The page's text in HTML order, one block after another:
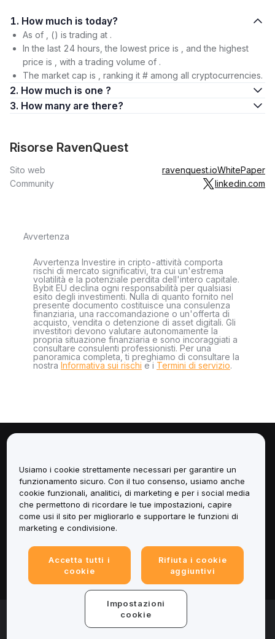
1. How much is today?
As of , () is trading at .
In the last 24 hours, the lowest price is , and the highest
price is , with a trading volume of .
The market cap is , ranking it # among all cryptocurrencies.
2. How much is one ?
3. How many are there?
Risorse RavenQuest
Sito web ravenquest.ioWhitePaper
Community
linkedin.com
Avvertenza
Avvertenza Investire in cripto-attività comporta
rischi di mercato significativi, tra cui un'estrema
volatilità e la potenziale perdita dell'intero capitale.
Bybit EU declina ogni responsabilità per qualsiasi
esito degli investimenti. Nulla di quanto fornito nel
presente documento costituisce una consulenza
finanziaria, una raccomandazione o un'offerta di
acquisto, vendita o detenzione di asset digitali. Gli
investitori devono valutare autonomamente la
propria situazione finanziaria e sono incoraggiati a
consultare consulenti professionisti. Per una
panoramica completa, ti preghiamo di consultare la
nostra Informativa sui rischi e i Termini di servizio.
Servizi
Assistenza
Informazioni legali
© 2025-2026 Bybit.eu. Tutti i diritti riservati.
Usiamo i cookie strettamente necessari per garantire un
funzionamento sicuro. Con il tuo consenso, usiamo anche
cookie funzionali, analitici, di marketing e per i social media
che permettono di ricordare le tue impostazioni, capire
come usi il sito per migliorarlo e supportare le funzioni di
marketing e condivisione.
Accetta tutti i
cookie
Rifiuta i cookie
aggiuntivi
Impostazioni
cookie